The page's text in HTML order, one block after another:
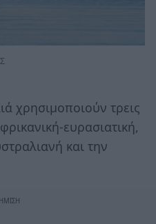
χρησιμοποιούν τρεις
ευρασιατική,
και την